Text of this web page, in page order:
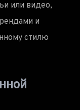
или видео,
и
стилю